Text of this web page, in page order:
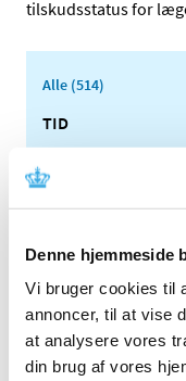
Denne hjemmeside
Vi bruger cookies til
annoncer, til at vise
at analysere vores
din brug af vores
tilskudsstatus for
Alle (514)
TID
2026 (22)
2025 (13)
2024 (15)
2023 (18)
2020 (13)
2019 (41)